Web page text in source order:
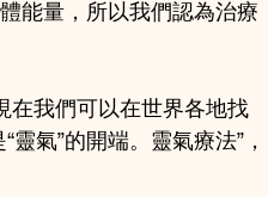
能量，所以我們認為治療
在我們可以在世界各地找
氣”的開端。靈氣療法”，